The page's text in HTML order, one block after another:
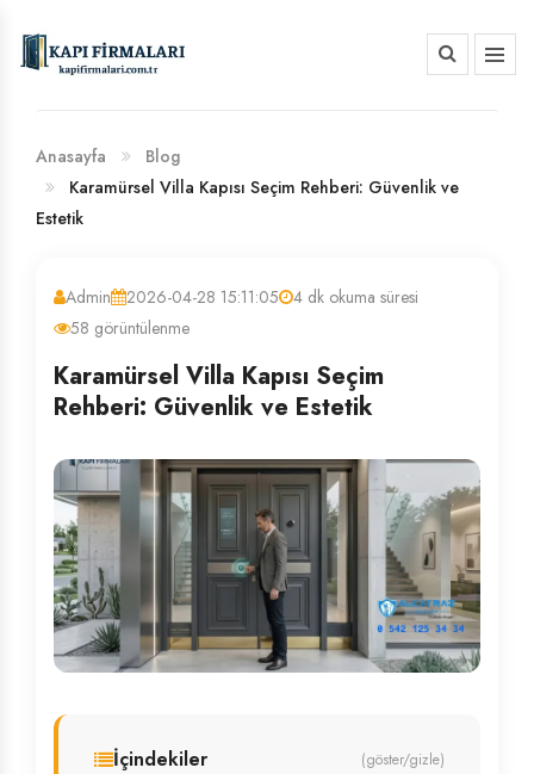
BANKA HESAP NUMARALARIMIZ
Anasayfa
Blog
Karamürsel Villa Kapısı Seçim Rehberi: Güvenlik ve
Estetik
Admin 2026-04-28 15:11:05
4 dk okuma süresi
58 görüntülenme
Karamürsel Villa Kapısı Seçim
Rehberi: Güvenlik ve Estetik
İçindekiler (göster/gizle)